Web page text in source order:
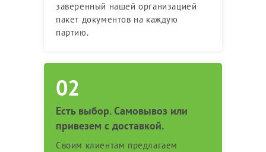
заверенный нашей организацией
пакет документов на каждую
партию.
Есть выбор. Самовывоз или
привезем с доставкой.
Своим клиентам предлагаем